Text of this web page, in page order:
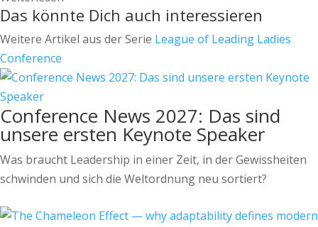
Das könnte Dich auch interessieren
Weitere Artikel aus der Serie League of Leading Ladies
Conference
Conference News 2027: Das sind
unsere ersten Keynote Speaker
Was braucht Leadership in einer Zeit, in der Gewissheiten
schwinden und sich die Weltordnung neu sortiert?